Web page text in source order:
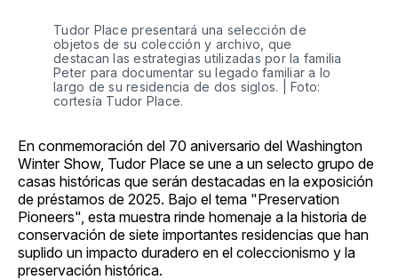
Tudor Place presentará una selección de
objetos de su colección y archivo, que
destacan las estrategias utilizadas por la familia
Peter para documentar su legado familiar a lo
largo de su residencia de dos siglos. | Foto:
cortesía Tudor Place.
En conmemoración del 70 aniversario del Washington
Winter Show, Tudor Place se une a un selecto grupo de
casas históricas que serán destacadas en la exposición
de préstamos de 2025. Bajo el tema "Preservation
Pioneers", esta muestra rinde homenaje a la historia de
conservación de siete importantes residencias que han
suplido un impacto duradero en el coleccionismo y la
preservación histórica.